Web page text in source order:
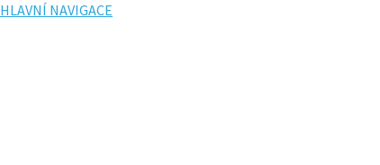
HLAVNÍ NAVIGACE